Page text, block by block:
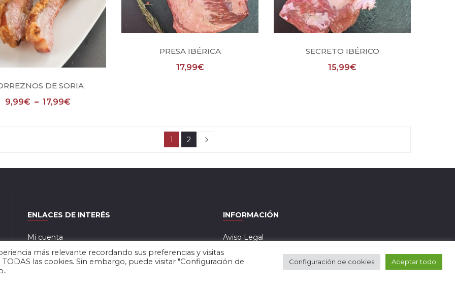
DE SORIA
9,99€ – 17,99€
PRESA IBÉRICA
17,99€
SECRETO IBÉRICO
15,99€
1 2
ENLACES DE INTERÉS
Mi cuenta
Tienda
INFORMACIÓN
Aviso Legal
Política de privacidad
Términos y condiciones
más relevante recordando sus preferencias y visitas
las cookies. Sin embargo, puede visitar "Configuración de
Configuración de cookies Aceptar todo